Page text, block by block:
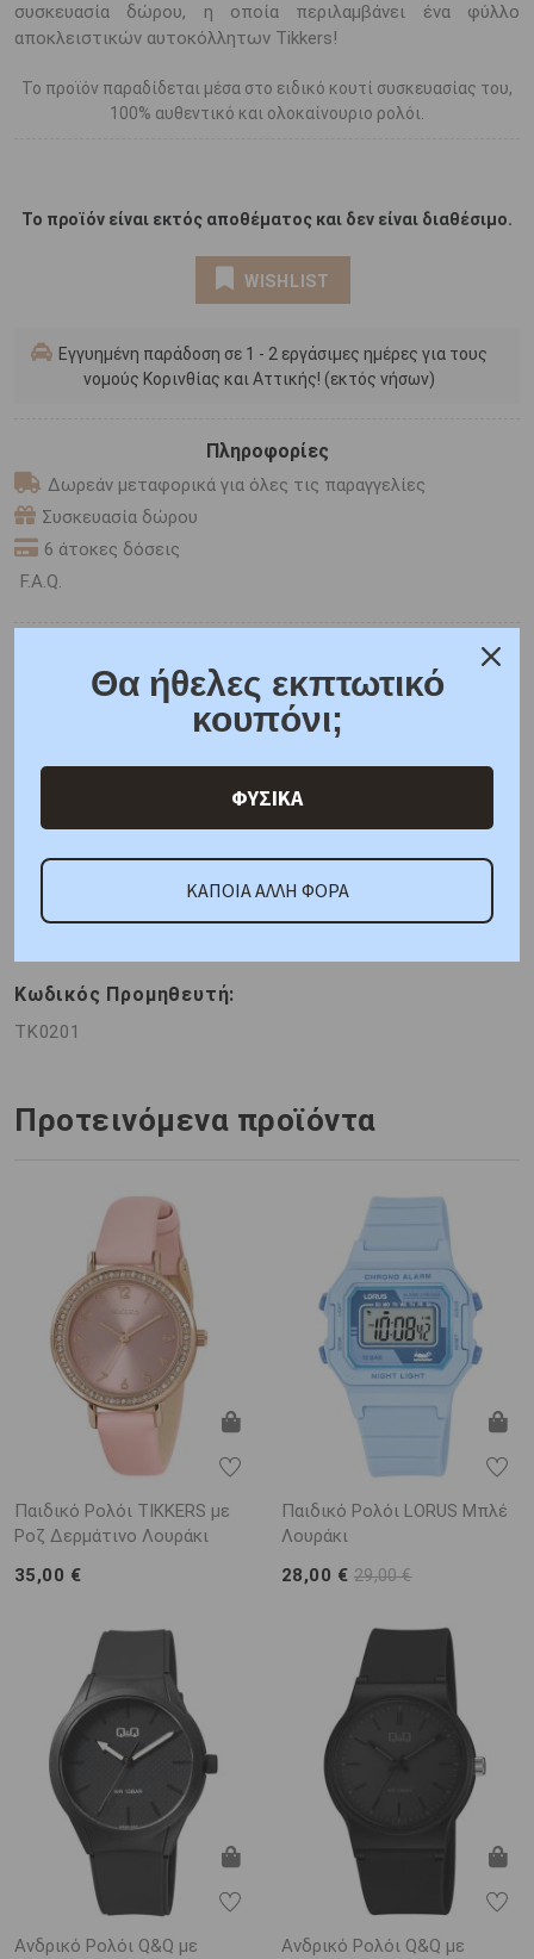
συσκευασία δώρου, η οποία περιλαμβάνει ένα φύλλο
αποκλειστικών αυτοκόλλητων Tikkers!
Το προϊόν παραδίδεται μέσα στο ειδικό κουτί συσκευασίας του,
100% αυθεντικό και ολοκαίνουριο ρολόι.
Το προϊόν είναι εκτός αποθέματος και δεν είναι διαθέσιμο.
WISHLIST
Εγγυημένη παράδοση σε 1 - 2 εργάσιμες ημέρες για τους
νομούς Κορινθίας και Αττικής! (εκτός νήσων)
Πληροφορίες
Δωρεάν μεταφορικά για όλες τις παραγγελίες
Συσκευασία δώρου
6 άτοκες δόσεις
F.A.Q.
SHARE THE LOVE
Χαρακτηριστικά Ρολογιών
Κωδικός Προμηθευτή:
TK0201
Προτεινόμενα προϊόντα
Παιδικό Ρολόι TIKKERS με
Ροζ Δερμάτινο Λουράκι
35,00 €
Παιδικό Ρολόι LORUS Μπλέ
Λουράκι
28,00 € 29,00 €
Ανδρικό Ρολόι Q&Q με
Ανδρικό Ρολόι Q&Q με
Θα ήθελες εκπτωτικό
κουπόνι;
ΦΥΣΙΚΑ
ΚΑΠΟΙΑ ΑΛΛΗ ΦΟΡΑ